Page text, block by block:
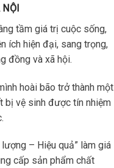
tầm giá trị cuộc sống,
ích hiện đại, sang trọng,
đồng và xã hội.
hoài bão trở thành một
bị vệ sinh được tín nhiệm
– Hiệu quả” làm giá
cấp sản phẩm chất